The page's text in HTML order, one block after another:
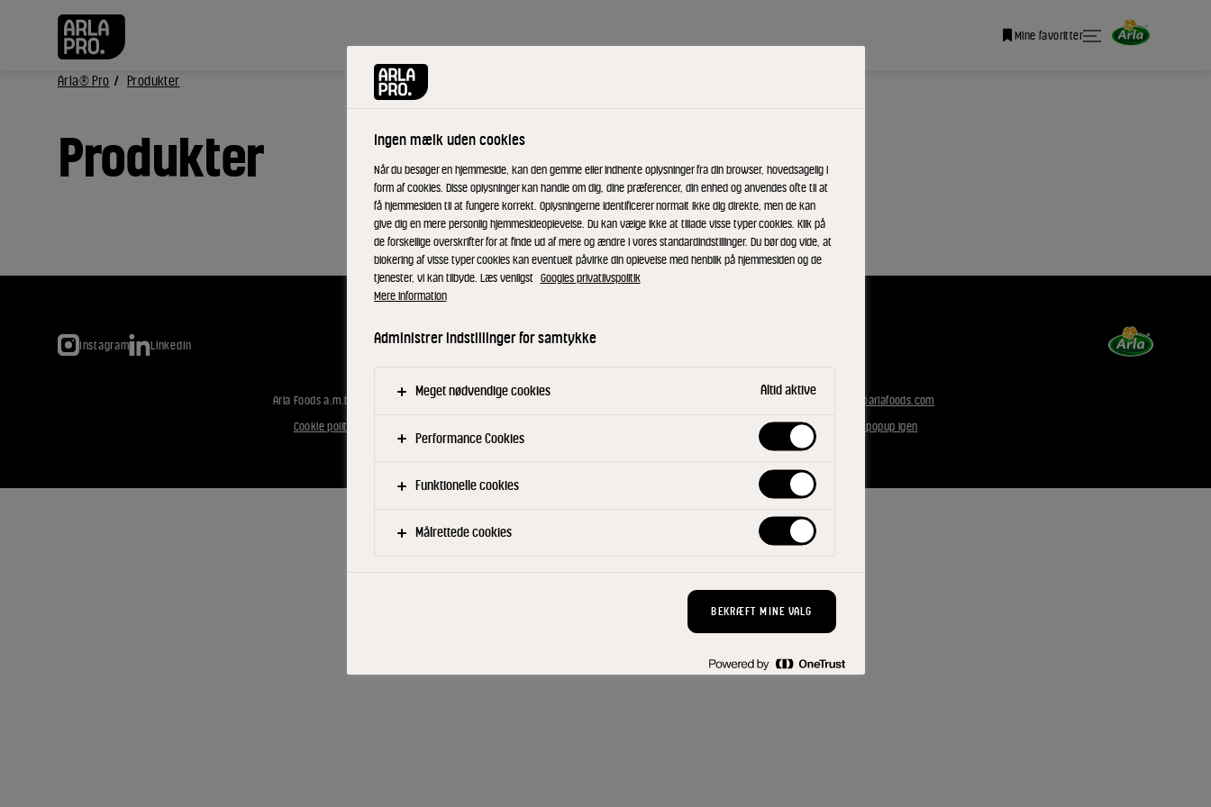
Mine favoritter
Arla® Pro Produkter
Produkter
Instagram LinkedIn
Arla Foods a.m.b.a. headoffice, Sønderhøj 14, 8260 Viby J, Denmark, Tlf.: +45 89 38 1000, Fax: +45 8628 1691, E-mail:
arladialog@arlafoods.com
Cookie politik
Håndtering af personlige oplysninger | Åbn cookie-popup igen
Ingen mælk uden cookies
Når du besøger en hjemmeside, kan den gemme eller indhente oplysninger fra din browser, hovedsagelig i
form af cookies. Disse oplysninger kan handle om dig, dine præferencer, din enhed og anvendes ofte til at
få hjemmesiden til at fungere korrekt. Oplysningerne identificerer normalt ikke dig direkte, men de kan
give dig en mere personlig hjemmesideoplevelse. Du kan vælge ikke at tillade visse typer cookies. Klik på
de forskellige overskrifter for at finde ud af mere og ændre i vores standardindstillinger. Du bør dog vide, at
blokering af visse typer cookies kan eventuelt påvirke din oplevelse med henblik på hjemmesiden og de
tjenester, vi kan tilbyde. Læs venligst Googles privatlivspolitik
Mere information
Administrer indstillinger for samtykke
Meget nødvendige cookies Altid aktive
Performance Cookies
Funktionelle cookies
Målrettede cookies
BEKRÆFT MINE VALG